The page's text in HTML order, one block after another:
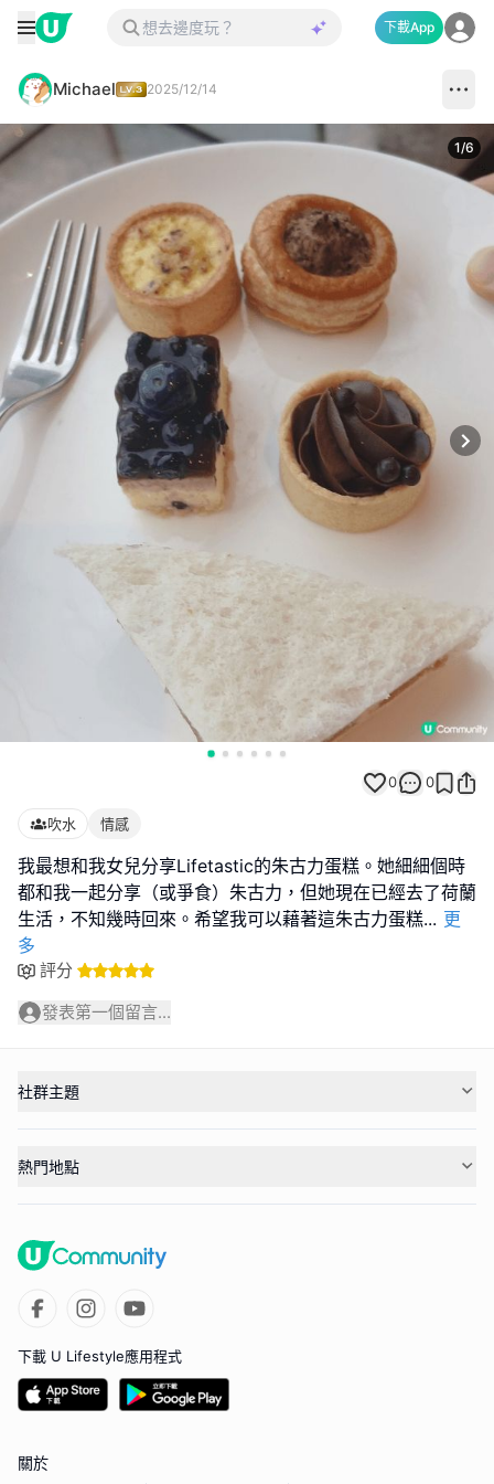
下載App
Michael 2025/12/14
1/6
0 0
吹水 情感
我最想和我女兒分享Lifetastic的朱古力蛋糕。她細細個時
都和我一起分享（或爭食）朱古力，但她現在已經去了荷蘭
生活，不知幾時回來。希望我可以藉著這朱古力蛋糕... 更
多
評分
發表第一個留言...
社群主題
熱門地點
下載 U Lifestyle應用程式
關於